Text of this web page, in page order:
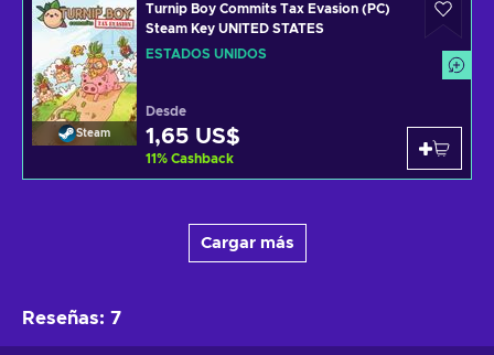
Steam
Turnip Boy Commits Tax Evasion (PC)
Steam Key UNITED STATES
ESTADOS UNIDOS
Desde
1,65 US$
11% Cashback
Cargar más
Reseñas: 7